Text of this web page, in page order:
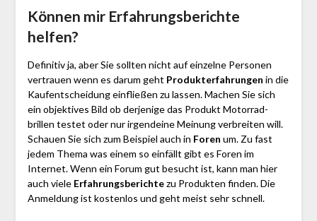
Können mir Erfahrungsberichte
helfen?
Definitiv ja, aber Sie sollten nicht auf einzelne Personen
vertrauen wenn es darum geht Produkterfahrungen in die
Kaufentscheidung einfließen zu lassen. Machen Sie sich
ein objektives Bild ob derjenige das Produkt Motor­rad­
brillen testet oder nur irgendeine Meinung verbreiten will.
Schauen Sie sich zum Beispiel auch in Foren um. Zu fast
jedem Thema was einem so einfällt gibt es Foren im
Internet. Wenn ein Forum gut besucht ist, kann man hier
auch viele Erfahrungsberichtezu Produkten finden. Die
Anmeldung ist kostenlos und geht meist sehr schnell.